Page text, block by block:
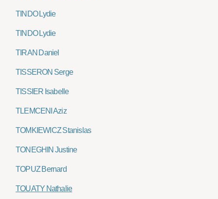
TINDO Lydie
TINDO Lydie
TIRAN Daniel
TISSERON Serge
TISSIER Isabelle
TLEMCENI Aziz
TOMKIEWICZ Stanislas
TONEGHIN Justine
TOPUZ Bernard
TOUATY Nathalie